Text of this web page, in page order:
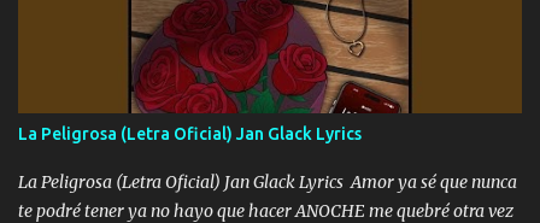
mando un abrazo andamos al cien Choritas también Música
Ando en la colonia bien acelerado traigo un M2 que nunca me ha
fallado para mi compadre mandó un fuerte abrazo también al
Especial sabe que lo apreciamos En los mejores antros me verán
tomando con mujeres hermosas y botellas destapando siempre
bien cuidado bien atrabancado y a los que me conocen ya saben de
lo que hablo Entre lob...
La Peligrosa (Letra Oficial) Jan Glack Lyrics
La Peligrosa (Letra Oficial) Jan Glack Lyrics Amor ya sé que nunca
te podré tener ya no hayo que hacer ANOCHE me quebré otra vez